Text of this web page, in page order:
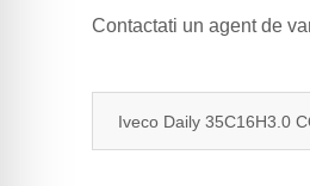
Contactati un agent de